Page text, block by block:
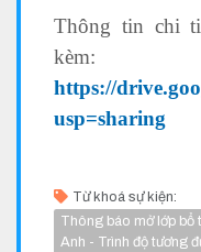
Thông tin chi
kèm:
https://
usp=sharing
Từ khoá sự kiện:
Thông báo mở lớp bổ
Anh - Trình độ tương